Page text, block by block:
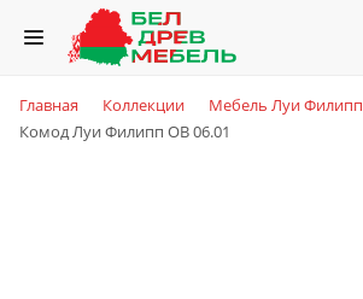
Главная Коллекции
Мебель Луи Филипп
Комод Луи Филипп ОВ 06.01